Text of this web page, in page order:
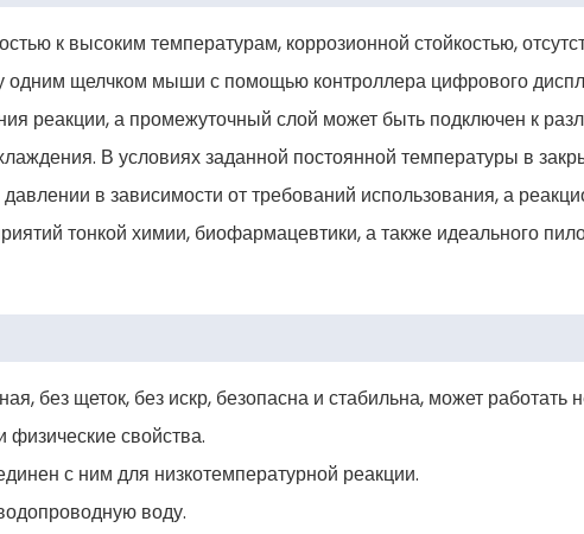
к высоким температурам, коррозионной стойкостью,
одним щелчком мыши с помощью контроллера цифрового
реакции, а промежуточный слой может быть подключен к
В условиях заданной постоянной температуры в
в зависимости от требований использования, а
тонкой химии, биофармацевтики, а также идеального
без щеток, без искр, безопасна и стабильна, может работать
свойства.
с ним для низкотемпературной реакции.
воду.